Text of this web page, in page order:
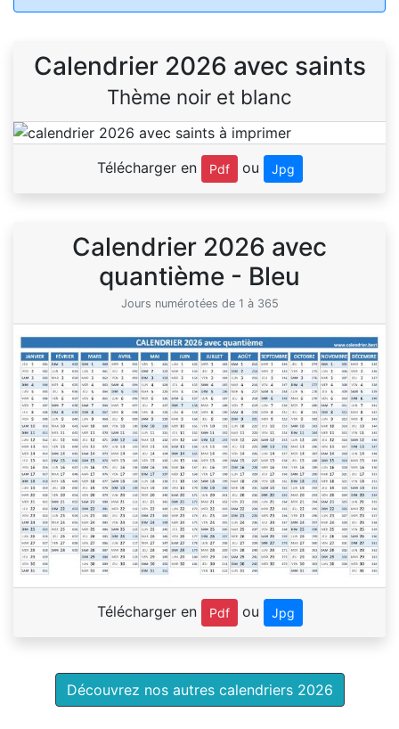
Calendrier 2026 avec saints
Thème noir et blanc
Télécharger en Pdf ou Jpg
Calendrier 2026 avec
quantième - Bleu
Jours numérotées de 1 à 365
Télécharger en Pdf ou Jpg
Découvrez nos autres calendriers 2026